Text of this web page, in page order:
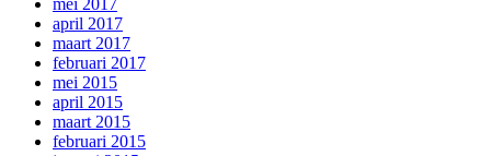
april 2017
maart 2017
februari 2017
mei 2015
april 2015
maart 2015
februari 2015